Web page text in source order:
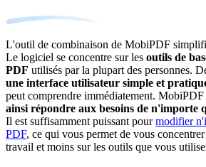
L'outil de combinaison de MobiPDF
Le logiciel se concentre sur les outils de
PDF utilisés par la plupart des personnes.
une interface utilisateur simple et
peut comprendre immédiatement. MobiPDF
ainsi répondre aux besoins de n'importe
Il est suffisamment puissant pourmodifier
PDF, ce qui vous permet de vous
travail et moins sur les outils que vous